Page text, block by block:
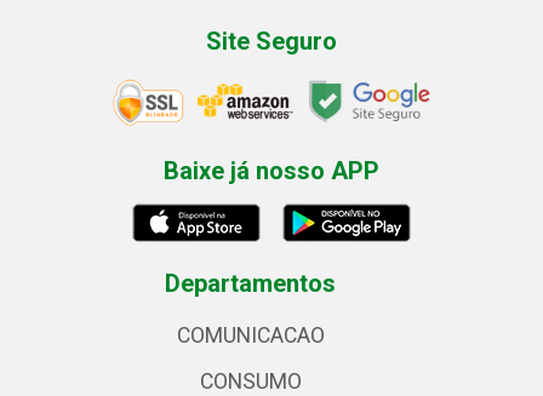
Site Seguro
Baixe já nosso APP
Departamentos
COMUNICACAO
CONSUMO